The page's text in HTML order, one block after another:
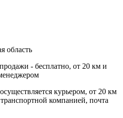
область
- бесплатно, от 20 км и
курьером, от 20 км
компанией, почта